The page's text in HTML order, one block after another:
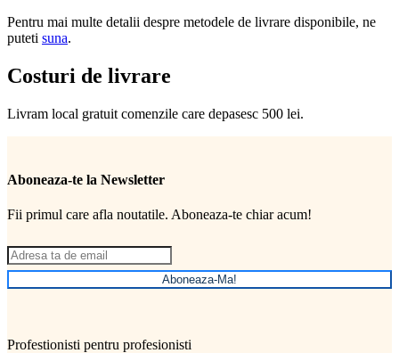
Pentru mai multe detalii despre metodele de livrare disponibile, ne
puteti suna.
Costuri de livrare
Livram local gratuit comenzile care depasesc 500 lei.
Aboneaza-te la Newsletter
Fii primul care afla noutatile. Aboneaza-te chiar acum!
Aboneaza-Ma!
Profestionisti pentru profesionisti